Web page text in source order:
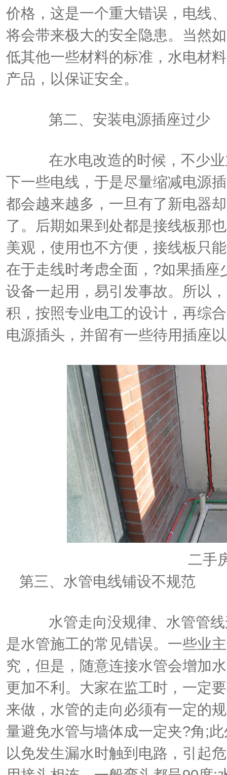
价格，这是一个重大错误，电线
将会带来极大的安全隐患。当然
低其他一些材料的标准，水电材
产品，以保证安全。
第二、安装电源插座过少
在水电改造的时候，不少业
下一些电线，于是尽量缩减电源
都会越来越多，一旦有了新电器
了。后期如果到处都是接线板那
美观，使用也不方便，接线板只
在于走线时考虑全面， ?如果插座
设备一起用，易引发事故。所以
积，按照专业电工的设计，再综
电源插头，并留有一些待用插座
二手
第三、水管电线铺设不规范
水管走向没规律、水管管线
是水管施工的常见错误。一些业
究，但是，随意连接水管会增加
更加不利。大家在监工时，一定
来做，水管的走向必须有一定的
量避免水管与墙体成一定夹?角 ;
以免发生漏水时触到电路，引起